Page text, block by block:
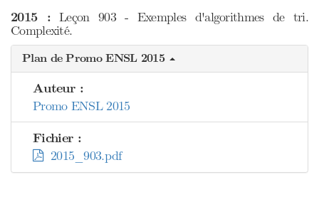
2015 :Leçon 903 - Exemples d'algorithmes de tri.
Complexité.
Plan de Promo ENSL 2015
Auteur :
Promo ENSL 2015
Fichier :
2015_903.pdf